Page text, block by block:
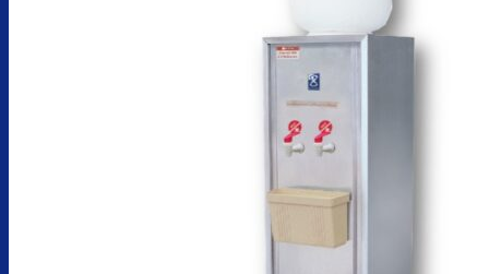
ตู้กดน้ำเย็น น้ำร้อน กรองในตัว
ตู้กดน้ำเย็น น้ำร้อน ต่อท่อประปา
ตู้กดน้ำเย็น น้ำร้อน สแตนเลส
ตู้กดน้ำเย็น มือกดเท้าเหยียบ